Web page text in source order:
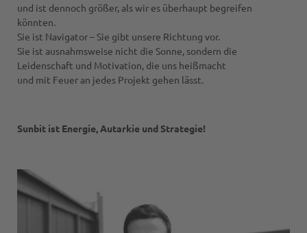
und ist dennoch größer, als wir es überhaupt begreifen
könnten.
Sie ist Navigator – Sie gibt unsere Richtung vor.
Sie ist ausnahmsweise nicht die Sonne, sondern die
Leidenschaft und Motivation, die uns heißmacht
und mit Feuer an jedes Projekt gehen lässt.
Sunbit ist Energie, Autarkie und Strategie!